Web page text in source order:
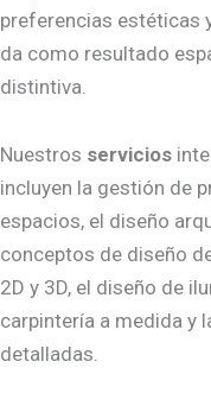
preferencias estéticas
da como resultado
distintiva.
Nuestros servicios
incluyen la gestión de
espacios, el diseño
conceptos de diseño
2D y 3D, el diseño de
carpintería a medida y
detalladas.